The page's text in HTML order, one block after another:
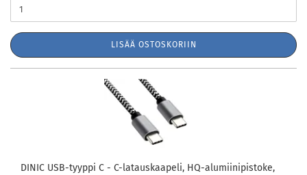
LISÄÄ OSTOSKORIIN
DINIC USB-tyyppi C - C-latauskaapeli, HQ-alumiinipistoke,